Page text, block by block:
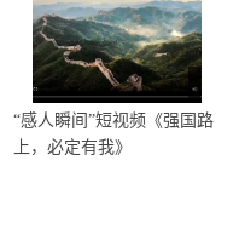
“感人瞬间”短视频《强国路
上，必定有我》